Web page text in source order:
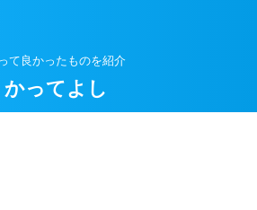
て良かったものを紹介
かってよし